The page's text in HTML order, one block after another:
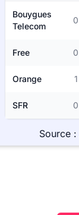
Bouygues
Telecom
0
Free 0
Orange 1
SFR 0
Source :